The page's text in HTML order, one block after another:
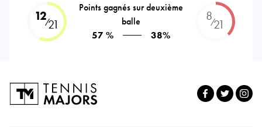
12⁄21
Points gagnés sur deuxième
balle
57 %
38%
8⁄21